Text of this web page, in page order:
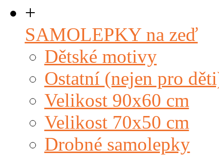
+
SAMOLEPKY na zeď
Dětské motivy
Ostatní (nejen pro
Velikost 90x60 cm
Velikost 70x50 cm
Drobné samolepky